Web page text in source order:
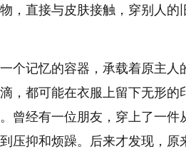
，直接与皮肤接触，穿别人的
个记忆的容器，承载着原主
，都可能在衣服上留下无形
曾经有一位朋友，穿上了一
压抑和烦躁。后来才发现，